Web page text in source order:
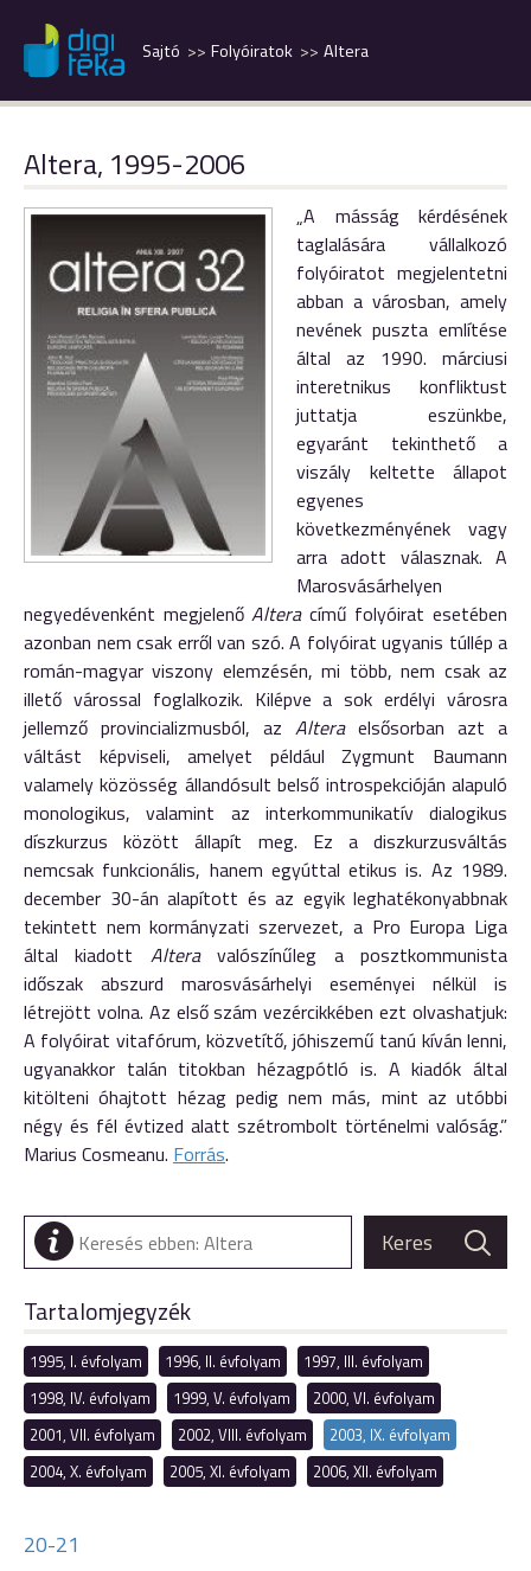
Altera
Folyóiratok
Sajtó
Altera, 1995-2006
„A másság kérdésének
taglalására vállalkozó
folyóiratot megjelentetni
abban a városban, amely
nevének puszta említése
által az 1990. márciusi
interetnikus konfliktust
juttatja eszünkbe,
egyaránt tekinthető a
viszály keltette állapot
egyenes
következményének vagy
arra adott válasznak. A
Marosvásárhelyen
negyedévenként megjelenőAlteracímű folyóirat esetében
azonban nem csak erről van szó. A folyóirat ugyanis túllép a
román-magyar viszony elemzésén, mi több, nem csak az
illető várossal foglalkozik. Kilépve a sok erdélyi városra
jellemző provincializmusból, az Alteraelsősorban azt a
váltást képviseli, amelyet például Zygmunt Baumann
valamely közösség állandósult belső introspekcióján alapuló
monologikus, valamint az interkommunikatív dialogikus
díszkurzus között állapít meg. Ez a diszkurzusváltás
nemcsak funkcionális, hanem egyúttal etikus is. Az 1989.
december 30-án alapított és az egyik leghatékonyabbnak
tekintett nem kormányzati szervezet, a Pro Europa Liga
által kiadott Alteravalószínűleg a posztkommunista
időszak abszurd marosvásárhelyi eseményei nélkül is
létrejött volna. Az első szám vezércikkében ezt olvashatjuk:
A folyóirat vitafórum, közvetítő, jóhiszemű tanú kíván lenni,
ugyanakkor talán titokban hézagpótló is. A kiadók által
kitölteni óhajtott hézag pedig nem más, mint az utóbbi
négy és fél évtized alatt szétrombolt történelmi valóság.”
Marius Cosmeanu. Forrás.
Tartalomjegyzék
1995, I. évfolyam 1996, II. évfolyam
1997, III. évfolyam
1998, IV. évfolyam
1999, V. évfolyam
2000, VI. évfolyam
2001, VII. évfolyam
2002, VIII. évfolyam
2003, IX. évfolyam
2004, X. évfolyam
2005, XI. évfolyam 2006, XII. évfolyam
20-21